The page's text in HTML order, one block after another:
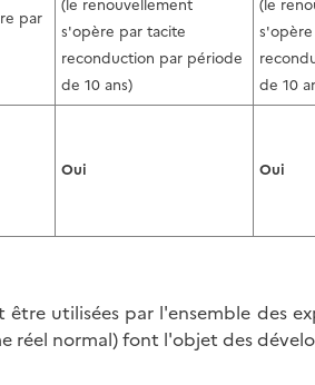
par
(le renouvellement
s'opère par tacite
reconduction par période
de 10 ans)
(le
de 10
Oui Oui
être utilisées par l'ensemble des
réel normal) font l'objet des